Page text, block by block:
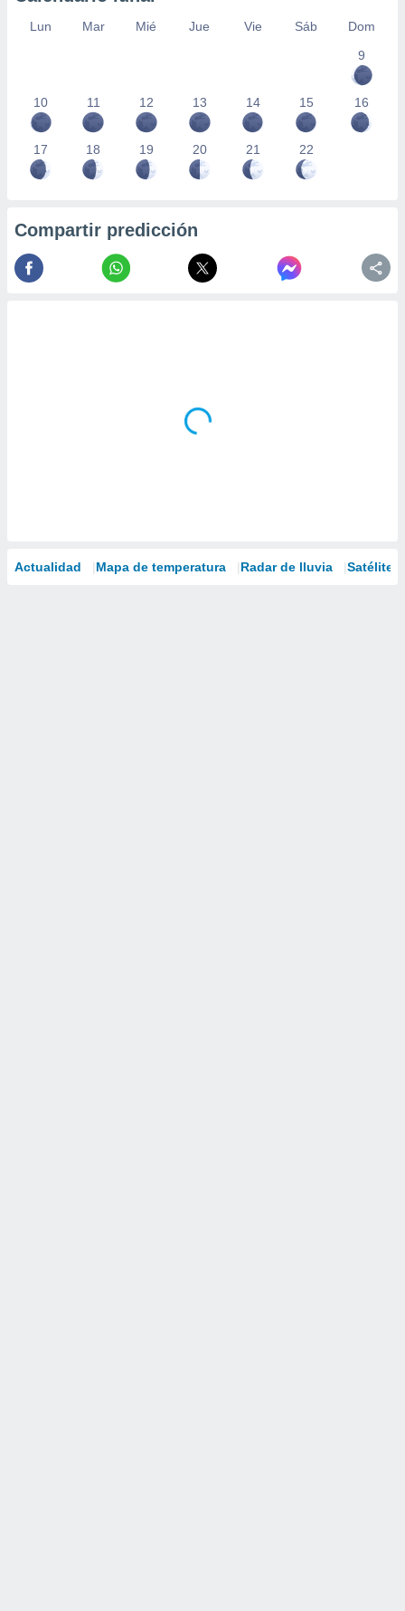
Lun Mar Mié Jue Vie Sáb
Dom
9
10 11 12 13 14 15 16
17 18 19 20 21 22
Compartir predicción
Actualidad Mapa de temperatura Radar de lluvia Satélites